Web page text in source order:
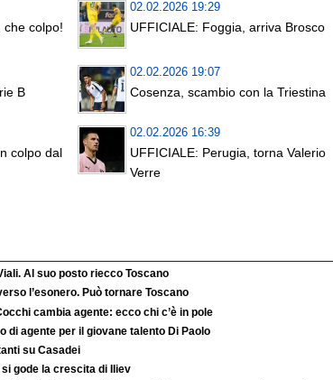
che colpo!
02.02.2026 19:29
UFFICIALE: Foggia, arriva Brosco
B
02.02.2026 19:07
Cosenza, scambio con la Triestina
colpo dal
02.02.2026 16:39
UFFICIALE: Perugia, torna Valerio
Verre
Al suo posto riecco Toscano
l’esonero. Può tornare Toscano
cambia agente: ecco chi c’è in pole
di agente per il giovane talento Di Paolo
su Casadei
gode la crescita di Iliev